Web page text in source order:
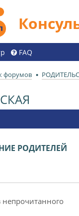
FAQ
форумов
РОДИТЕЛЕЙ